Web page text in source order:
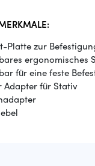
Platte zur
ergonomisches
für eine feste
Adapter für Stativ